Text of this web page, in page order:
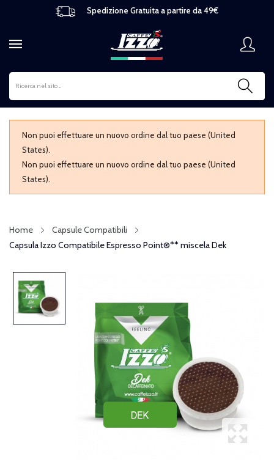
Spedizione Gratuita a partire da 49€
Non puoi effettuare un nuovo ordine dal tuo paese (United
States).
Non puoi effettuare un nuovo ordine dal tuo paese (United
States).
Home
Capsule Compatibili
Capsula Izzo Compatibile Espresso Point®** miscela Dek